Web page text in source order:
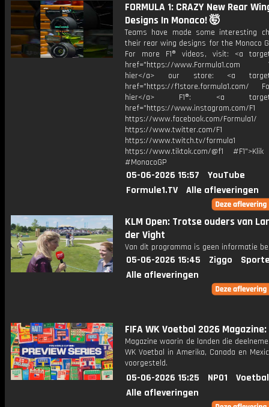
FORMULA 1: CRAZY New Rear
Designs In Monaco! 🤯
Teams have made some interesting
their rear wing designs for the Monaco
For more F1® videos, visit: <a
href="https://www.Formula1.com
hier</a> our store: <a
href="https://f1store.formula1.com/
hier</a> F1®: <a
href="https://www.instagram.com/F1
https://www.facebook.com/Formula1/
https://www.twitter.com/F1
https://www.twitch.tv/formula1
https://www.tiktok.com/@f1
#MonacoGP
05-06-2026 15:57
YouTube
Formule1.TV
Alle afleveringen
KLM Open: Trotse ouders van
der Vight
Van dit programma is geen informatie
05-06-2026 15:45 Ziggo
Alle afleveringen
FIFA WK Voetbal 2026 Magazine:
Magazine waarin de landen die
WK Voetbal in Amerika, Canada en
voorgesteld.
05-06-2026 15:25 NPO1
Alle afleveringen